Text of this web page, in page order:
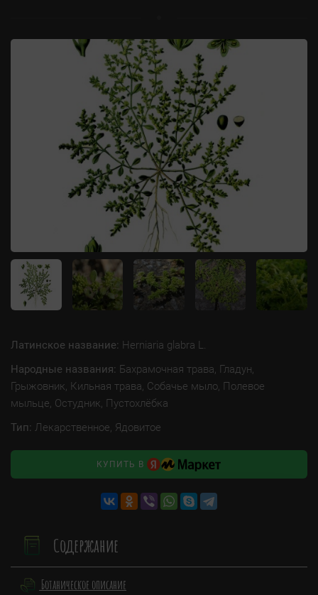
Латинское название: Herniaria glabra L.
Народные названия: Бахрамочная трава, Гладун,
Грыжовник, Кильная трава, Собачье мыло, Полевое
мыльце, Остудник, Пустохлёбка
Тип: Лекарственное, Ядовитое
КУПИТЬ В
Содержание
Ботаническое описание